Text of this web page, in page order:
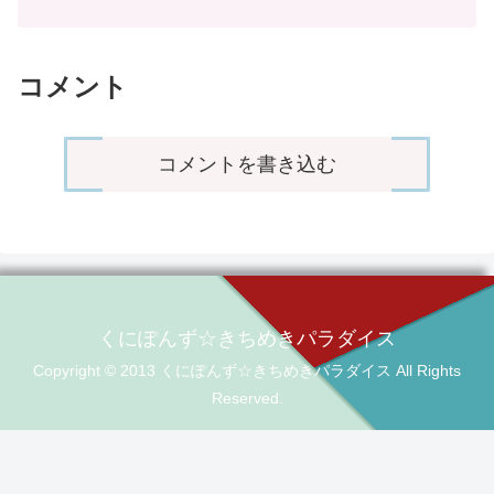
コメント
コメントを書き込む
くにぽんず☆きちめきパラダイス
Copyright © 2013 くにぽんず☆きちめきパラダイス All Rights
Reserved.